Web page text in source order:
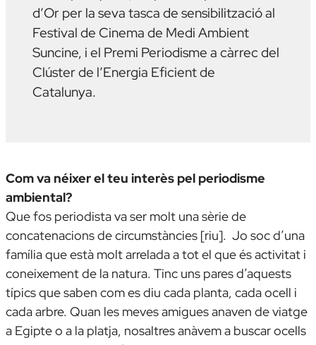
d’Or per la seva tasca de sensibilització al
Festival de Cinema de Medi Ambient
Suncine, i el Premi Periodisme a càrrec del
Clúster de l’Energia Eficient de
Catalunya.
Com va néixer el teu interès pel periodisme
ambiental?
Que fos periodista va ser molt una sèrie de
concatenacions de circumstàncies [riu]. Jo soc d’una
família que està molt arrelada a tot el que és activitat i
coneixement de la natura. Tinc uns pares d’aquests
típics que saben com es diu cada planta, cada ocell i
cada arbre. Quan les meves amigues anaven de viatge
a Egipte o a la platja, nosaltres anàvem a buscar ocells